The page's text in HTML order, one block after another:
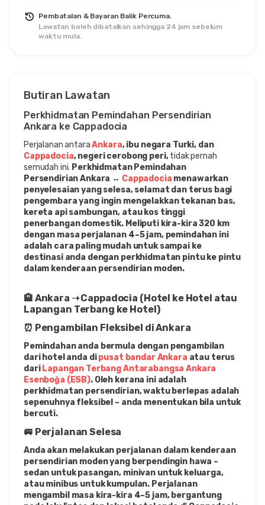
Pembatalan & Bayaran Balik Percuma.
Lawatan boleh dibatalkan sehingga 24 jam sebelum
waktu mula.
Butiran Lawatan
Perkhidmatan Pemindahan Persendirian
Ankara ke Cappadocia
Perjalanan antara Ankara
, ibu negara Turki, dan
Cappadocia, negeri cerobong peri, tidak pernah
semudah ini. Perkhidmatan Pemindahan
Persendirian Ankara ↔ Cappadocia menawarkan
penyelesaian yang selesa, selamat dan terus bagi
pengembara yang ingin mengelakkan tekanan bas,
kereta api sambungan, atau kos tinggi
penerbangan domestik. Meliputi kira-kira 320 km
dengan masa perjalanan 4–5 jam, pemindahan ini
adalah cara paling mudah untuk sampai ke
destinasi anda dengan perkhidmatan pintu ke pintu
dalam kenderaan persendirian moden.
🏨 Ankara ➝ Cappadocia (Hotel ke Hotel atau
Lapangan Terbang ke Hotel)
⏰ Pengambilan Fleksibel di Ankara
Pemindahan anda bermula dengan pengambilan
dari hotel anda di pusat bandar Ankara atau terus
dari Lapangan Terbang Antarabangsa Ankara
Esenboğa (ESB). Oleh kerana ini adalah
perkhidmatan persendirian, waktu berlepas adalah
sepenuhnya fleksibel – anda menentukan bila untuk
bercuti.
🚐 Perjalanan Selesa
Anda akan melakukan perjalanan dalam kenderaan
persendirian moden yang berpendingin hawa –
sedan untuk pasangan, minivan untuk keluarga,
atau minibus untuk kumpulan. Perjalanan
mengambil masa kira-kira 4–5 jam, bergantung